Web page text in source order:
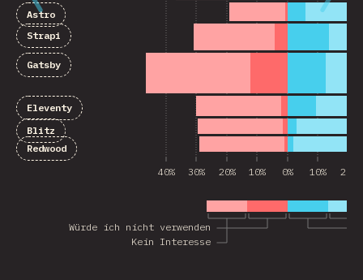
Kein Interesse
Würde ich nicht verwenden
40% 30% 20% 10% 0% 10% 20%
Astro
Strapi
Gatsby
Eleventy
Blitz
Redwood